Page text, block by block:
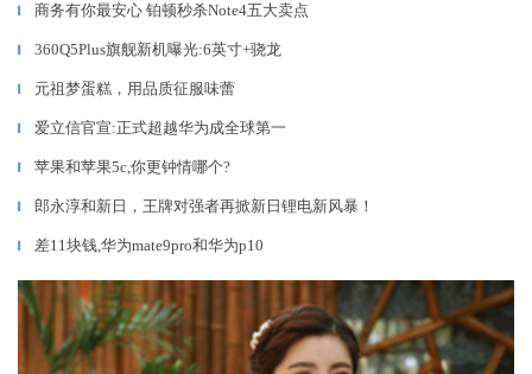
▎ 商务有你最安心 铂顿秒杀Note4五大卖点
▎ 360Q5Plus旗舰新机曝光:6英寸+骁龙
▎ 元祖梦蛋糕，用品质征服味蕾
▎ 爱立信官宣:正式超越华为成全球第一
▎ 苹果和苹果5c,你更钟情哪个?
▎ 郎永淳和新日，王牌对强者再掀新日锂电新风暴！
▎ 差11块钱,华为mate9pro和华为p10